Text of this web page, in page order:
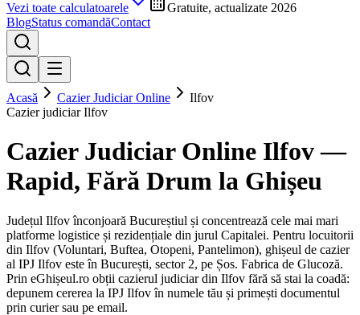
Vezi toate calculatoarele
Gratuite, actualizate 2026
BlogStatus comandăContact
Acasă Cazier Judiciar Online
Ilfov
Cazier judiciarIlfov
Cazier Judiciar Online Ilfov—
Rapid, Fără Drum la Ghișeu
Județul Ilfov înconjoară Bucureștiul și concentrează cele mai mari
platforme logistice și rezidențiale din jurul Capitalei. Pentru locuitorii
din Ilfov (Voluntari, Buftea, Otopeni, Pantelimon), ghișeul de cazier
al IPJ Ilfov este în București, sector 2, pe Șos. Fabrica de Glucoză.
Prin eGhișeul.ro obții cazierul judiciar din Ilfov fără să stai la coadă:
depunem cererea la IPJ Ilfovîn numele tău și primești documentul
prin curier sau pe email.